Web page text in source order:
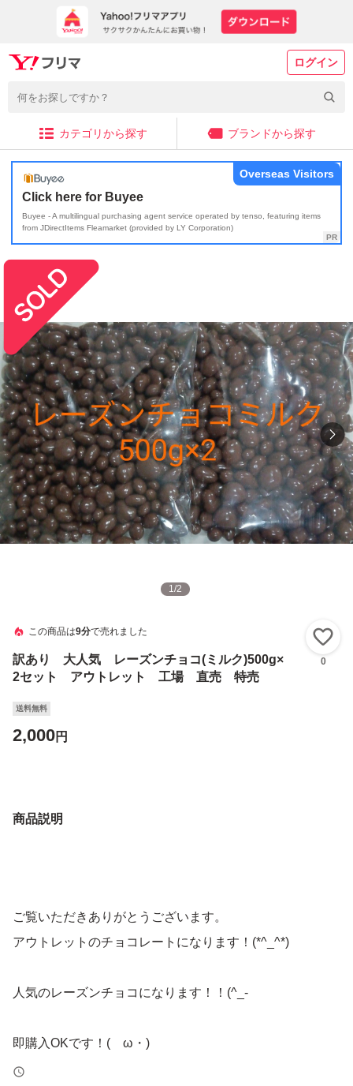
ログイン
カテゴリから探す ブランドから探す
Click here for Buyee
Buyee - A multilingual purchasing agent service operated by tenso, featuring items
from JDirectItems Fleamarket (provided by LY Corporation)
Overseas Visitors
1/2
この商品は9分で売れました
訳あり 大人気 レーズンチョコ(ミルク)500g×
2セット アウトレット 工場 直売 特売
0
送料無料
2,000円
商品説明
ご覧いただきありがとうございます。
アウトレットのチョコレートになります！(*^_^*)
人気のレーズンチョコになります！！(^_-
即購入OKです！(ゝω・)